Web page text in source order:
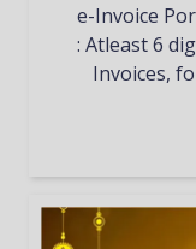
e-Invoice Portal Alert e-Invoice Portal Alert
: Atleast 6
Invoices,